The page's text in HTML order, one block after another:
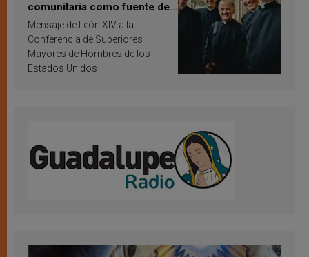
comunitaria como fuente de
inspiración y santificación
Mensaje de León XIV a la
Conferencia de Superiores
Mayores de Hombres de los
Estados Unidos